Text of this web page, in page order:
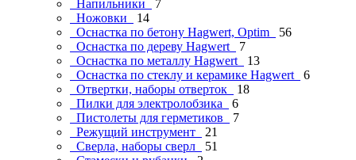
Напильники
7
Ножовки
14
Оснастка по бетону Hagwert, Optim
56
Оснастка по дереву Hagwert
7
Оснастка по металлу Hagwert
13
Оснастка по стеклу и керамике Hagwert
6
Отвертки, наборы отверток
18
Пилки для электролобзика
6
Пистолеты для герметиков
7
Режущий инструмент
21
Сверла, наборы сверл
51